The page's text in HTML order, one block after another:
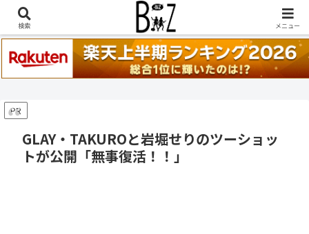
稲葉浩志『en-Zepp』『enⅣ』セトリ一覧はこちら
PR
GLAY・TAKUROと岩堀せりのツーショッ
トが公開「無事復活！！」
検索 メニュー